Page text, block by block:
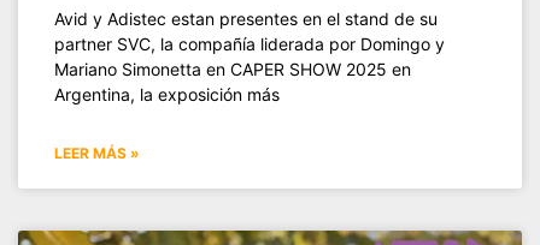
Avid y Adistec estan presentes en el stand de su
partner SVC, la compañía liderada por Domingo y
Mariano Simonetta en CAPER SHOW 2025 en
Argentina, la exposición más
LEER MÁS »